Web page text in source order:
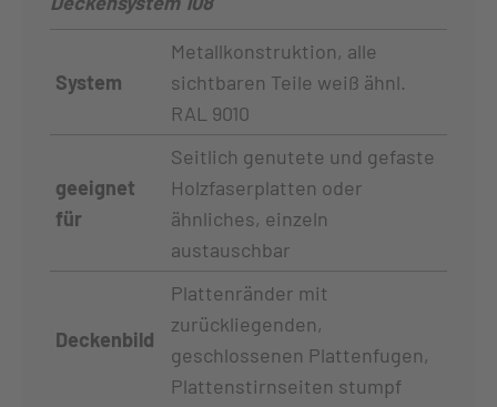
System
Metallkonstruktion, alle
sichtbaren Teile weiß ähnl.
RAL 9010
geeignet
für
Seitlich genutete und gefaste
Holzfaserplatten oder
ähnliches, einzeln
austauschbar
Deckenbild
Plattenränder mit
zurückliegenden,
geschlossenen Plattenfugen,
Plattenstirnseiten stumpf